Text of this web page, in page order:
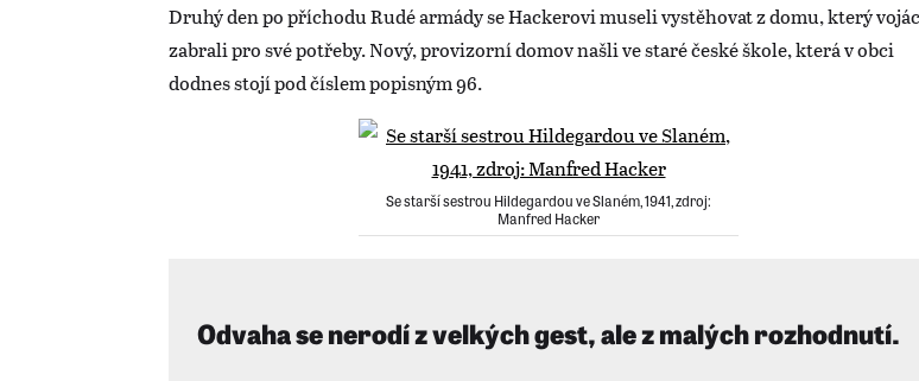
Druhý den po příchodu Rudé armády se Hackerovi museli vystěhovat z domu, který
zabrali pro své potřeby. Nový, provizorní domov našli ve staré české škole, která v obci
dodnes stojí pod číslem popisným 96.
Se starší sestrou Hildegardou ve Slaném, 1941, zdroj:
Manfred Hacker
Odvaha se nerodí z velkých gest, ale z malých rozhodnutí.